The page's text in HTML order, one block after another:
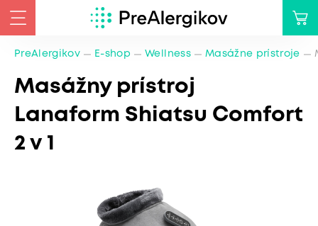
PreAlergikov E-shop Wellness Masážne prístroje
Masážny prístroj
Lanaform Shiatsu Comfort
2 v 1